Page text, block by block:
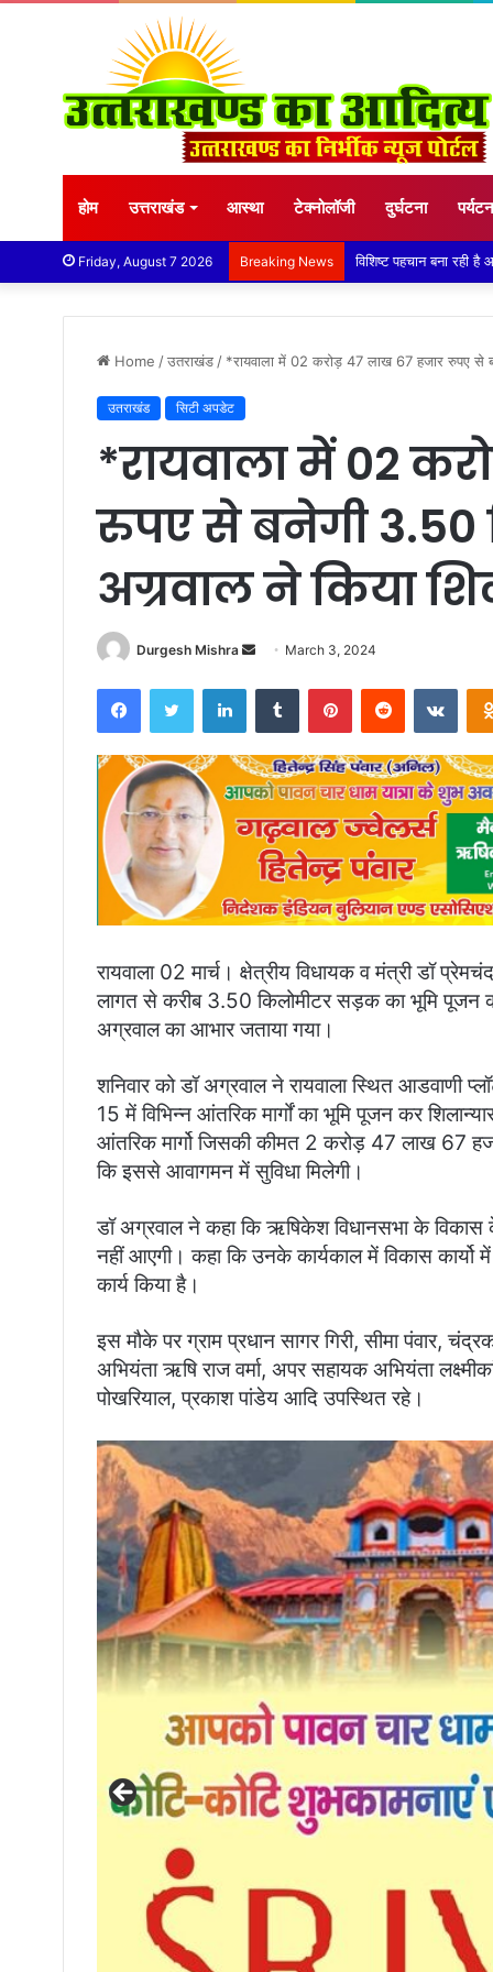
होम उत्तराखंड आस्था टेक्नोलॉजी दुर्घटना पर्यटन
Friday, August 7 2026 Breaking News तेज बारिश से धर्मनगरी
Home /उतराखंड / *रायवाला में 02 करोड़ 47 लाख 67 हजार रुपए से
उतराखंड सिटी अपडेट
*रायवाला में 02
रुपए से बनेगी 3.50
अग्रवाल ने किया
Durgesh Mishra
Send
email
March 3, 2024
FacebookTwitter LinkedInTumblr PinterestReddit
रायवाला 02 मार्च। क्षेत्रीय विधायक व मंत्री डॉ
लागत से करीब 3.50 किलोमीटर सड़क का भूमि पूजन कर
अग्रवाल का आभार जताया गया।
शनिवार को डॉ अग्रवाल ने रायवाला स्थित आडवाणी
15 में विभिन्न आंतरिक मार्गों का भूमि पूजन कर
आंतरिक मार्गो जिसकी कीमत 2 करोड़ 47 लाख 67
कि इससे आवागमन में सुविधा मिलेगी।
डॉ अग्रवाल ने कहा कि ऋषिकेश विधानसभा के
नहीं आएगी। कहा कि उनके कार्यकाल में विकास
कार्य किया है।
इस मौके पर ग्राम प्रधान सागर गिरी, सीमा पंवार,
अभियंता ऋषि राज वर्मा, अपर सहायक अभियंता
पोखरियाल, प्रकाश पांडेय आदि उपस्थित रहे।